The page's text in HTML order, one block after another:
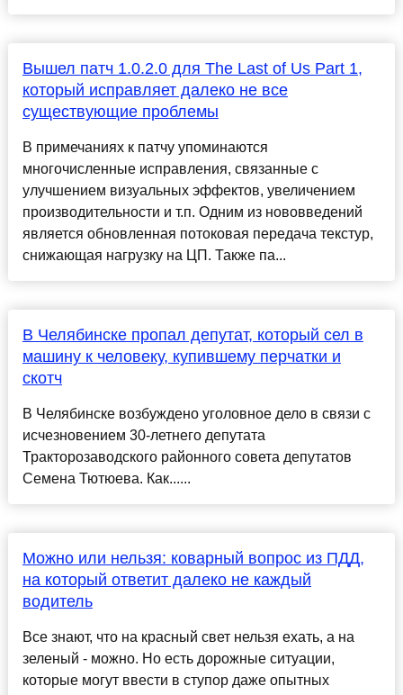
Вышел патч 1.0.2.0 для The Last of Us Part 1,
который исправляет далеко не все
существующие проблемы
В примечаниях к патчу упоминаются
многочисленные исправления, связанные с
улучшением визуальных эффектов, увеличением
производительности и т.п. Одним из нововведений
является обновленная потоковая передача текстур,
снижающая нагрузку на ЦП. Также па...
В Челябинске пропал депутат, который сел в
машину к человеку, купившему перчатки и
скотч
В Челябинске возбуждено уголовное дело в связи с
исчезновением 30-летнего депутата
Тракторозаводского районного совета депутатов
Семена Тютюева. Как......
Можно или нельзя: коварный вопрос из ПДД,
на который ответит далеко не каждый
водитель
Все знают, что на красный свет нельзя ехать, а на
зеленый - можно. Но есть дорожные ситуации,
которые могут ввести в ступор даже опытных